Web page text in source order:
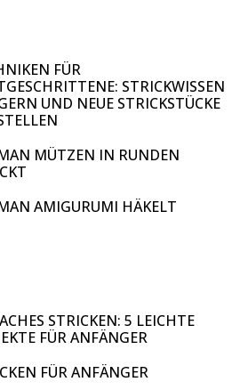
FÜR
STRICKWISSEN
UND NEUE STRICKSTÜCKE
MÜTZEN IN RUNDEN
AMIGURUMI HÄKELT
STRICKEN: 5 LEICHTE
FÜR ANFÄNGER
FÜR ANFÄNGER